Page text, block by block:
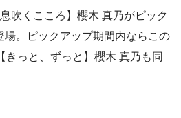
くこころ】櫻木 真乃がピック
場。ピックアップ期間内ならこの
っと、ずっと】櫻木 真乃も同